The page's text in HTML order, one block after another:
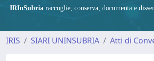
IRInSubria raccoglie, conserva, documenta e
IRIS SIARI UNINSUBRIA Atti di